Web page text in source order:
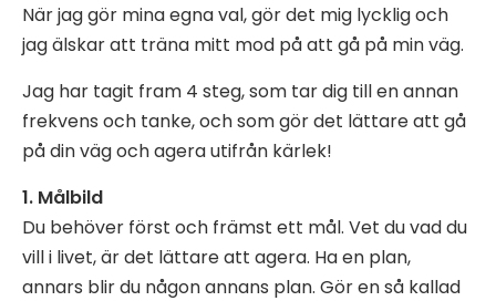
När jag gör mina egna val, gör det mig lycklig och
jag älskar att träna mitt mod på att gå på min väg.
Jag har tagit fram 4 steg, som tar dig till en annan
frekvens och tanke, och som gör det lättare att gå
på din väg och agera utifrån kärlek!
1. Målbild
Du behöver först och främst ett mål. Vet du vad du
vill i livet, är det lättare att agera. Ha en plan,
annars blir du någon annans plan. Gör en så kallad